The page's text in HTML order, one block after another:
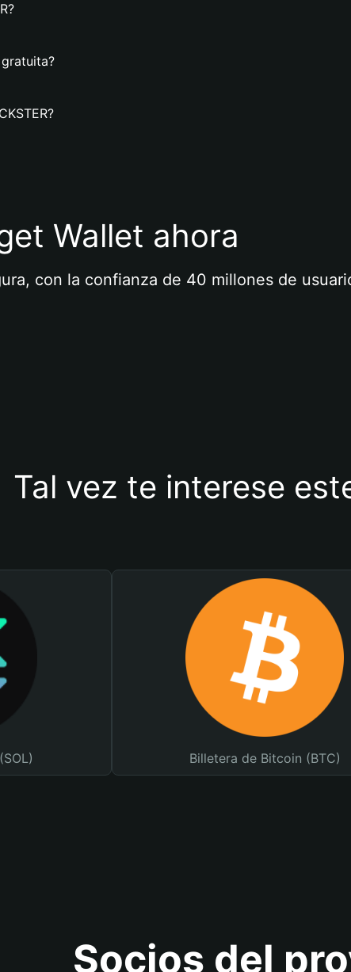
gratuita?
Wallet ahora
con la confianza de 40 millones de
Tal vez te interese
Billetera de Bitcoin (BTC)
Socios del